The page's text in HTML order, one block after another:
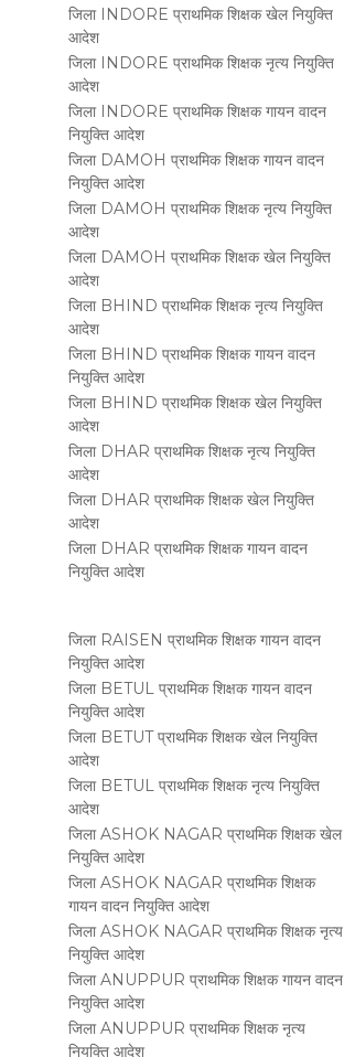
जिला INDORE प्राथमिक शिक्षक खेल नियुक्ति
आदेश
जिला INDORE प्राथमिक शिक्षक नृत्य नियुक्ति
आदेश
जिला INDORE प्राथमिक शिक्षक गायन वादन
नियुक्ति आदेश
जिला DAMOH प्राथमिक शिक्षक गायन वादन
नियुक्ति आदेश
जिला DAMOH प्राथमिक शिक्षक नृत्य नियुक्ति
आदेश
जिला DAMOH प्राथमिक शिक्षक खेल नियुक्ति
आदेश
जिला BHIND प्राथमिक शिक्षक नृत्य नियुक्ति
आदेश
जिला BHIND प्राथमिक शिक्षक गायन वादन
नियुक्ति आदेश
जिला BHIND प्राथमिक शिक्षक खेल नियुक्ति
आदेश
जिला DHAR प्राथमिक शिक्षक नृत्य नियुक्ति
आदेश
जिला DHAR प्राथमिक शिक्षक खेल नियुक्ति
आदेश
जिला DHAR प्राथमिक शिक्षक गायन वादन
नियुक्ति आदेश
जिला RAISEN प्राथमिक शिक्षक गायन वादन
नियुक्ति आदेश
जिला BETUL प्राथमिक शिक्षक गायन वादन
नियुक्ति आदेश
जिला BETUT प्राथमिक शिक्षक खेल नियुक्ति
आदेश
जिला BETUL प्राथमिक शिक्षक नृत्य नियुक्ति
आदेश
जिला ASHOK NAGAR प्राथमिक शिक्षक खेल
नियुक्ति आदेश
जिला ASHOK NAGAR प्राथमिक शिक्षक
गायन वादन नियुक्ति आदेश
जिला ASHOK NAGAR प्राथमिक शिक्षक नृत्य
नियुक्ति आदेश
जिला ANUPPUR प्राथमिक शिक्षक गायन वादन
नियुक्ति आदेश
जिला ANUPPUR प्राथमिक शिक्षक नृत्य
नियुक्ति आदेश